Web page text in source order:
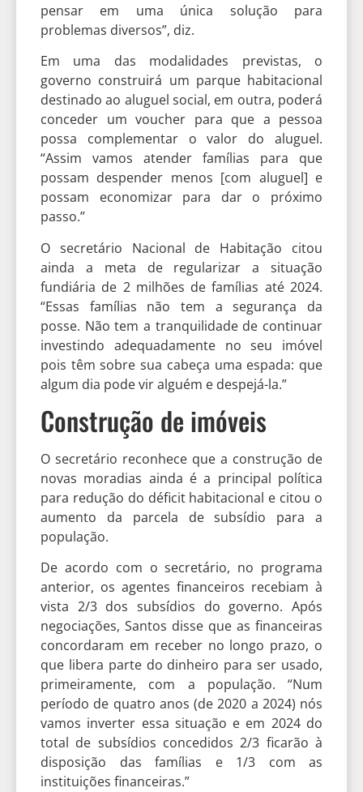
pensar em uma única solução para
problemas diversos”, diz.
Em uma das modalidades previstas, o
governo construirá um parque habitacional
destinado ao aluguel social, em outra, poderá
conceder um voucher para que a pessoa
possa complementar o valor do aluguel.
“Assim vamos atender famílias para que
possam despender menos [com aluguel] e
possam economizar para dar o próximo
passo.”
O secretário Nacional de Habitação citou
ainda a meta de regularizar a situação
fundiária de 2 milhões de famílias até 2024.
“Essas famílias não tem a segurança da
posse. Não tem a tranquilidade de continuar
investindo adequadamente no seu imóvel
pois têm sobre sua cabeça uma espada: que
algum dia pode vir alguém e despejá-la.”
Construção de imóveis
O secretário reconhece que a construção de
novas moradias ainda é a principal política
para redução do déficit habitacional e citou o
aumento da parcela de subsídio para a
população.
De acordo com o secretário, no programa
anterior, os agentes financeiros recebiam à
vista 2/3 dos subsídios do governo. Após
negociações, Santos disse que as financeiras
concordaram em receber no longo prazo, o
que libera parte do dinheiro para ser usado,
primeiramente, com a população. “Num
período de quatro anos (de 2020 a 2024) nós
vamos inverter essa situação e em 2024 do
total de subsídios concedidos 2/3 ficarão à
disposição das famílias e 1/3 com as
instituições financeiras.”